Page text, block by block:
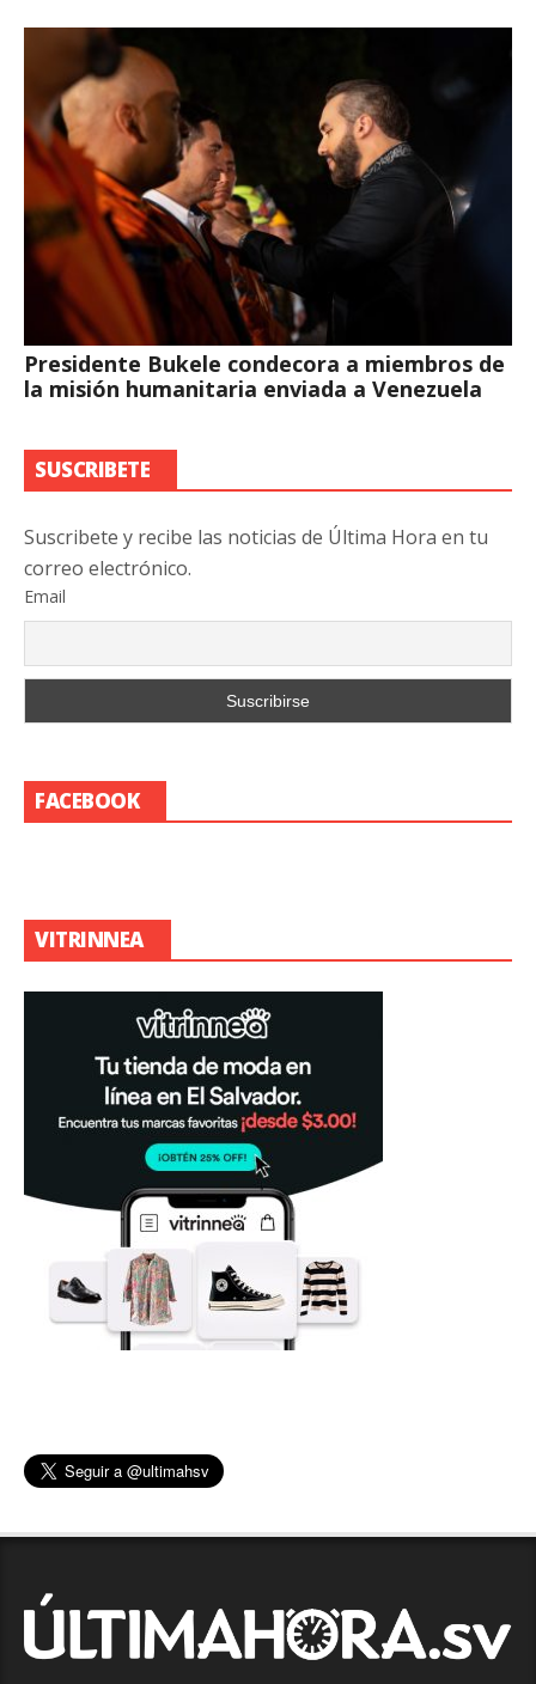
Presidente Bukele condecora a miembros de
la misión humanitaria enviada a Venezuela
SUSCRIBETE
Suscribete y recibe las noticias de Última Hora en tu
correo electrónico.
Email
FACEBOOK
VITRINNEA